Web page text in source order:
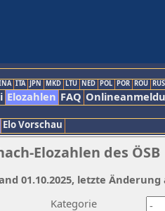
ITA JPN MKD LTU NED POL POR ROU RUS
Elozahlen FAQ
Elo Vorschau
Elozahlen des ÖSB
Kategorie
01.10.2025, letzte